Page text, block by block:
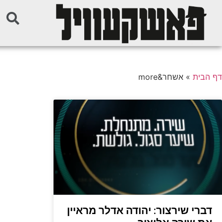
דף הבית » אשחר&more
דברי שירצור: יהודה אדלר מראיין